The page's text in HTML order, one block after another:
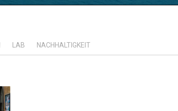
LAB NACHHALTIGKEIT